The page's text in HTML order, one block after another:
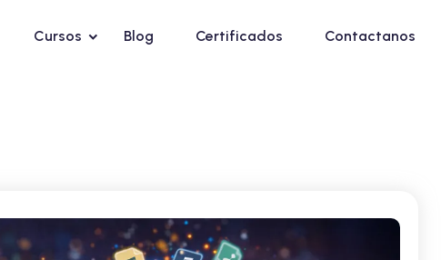
Cursos Blog Certificados Contactanos